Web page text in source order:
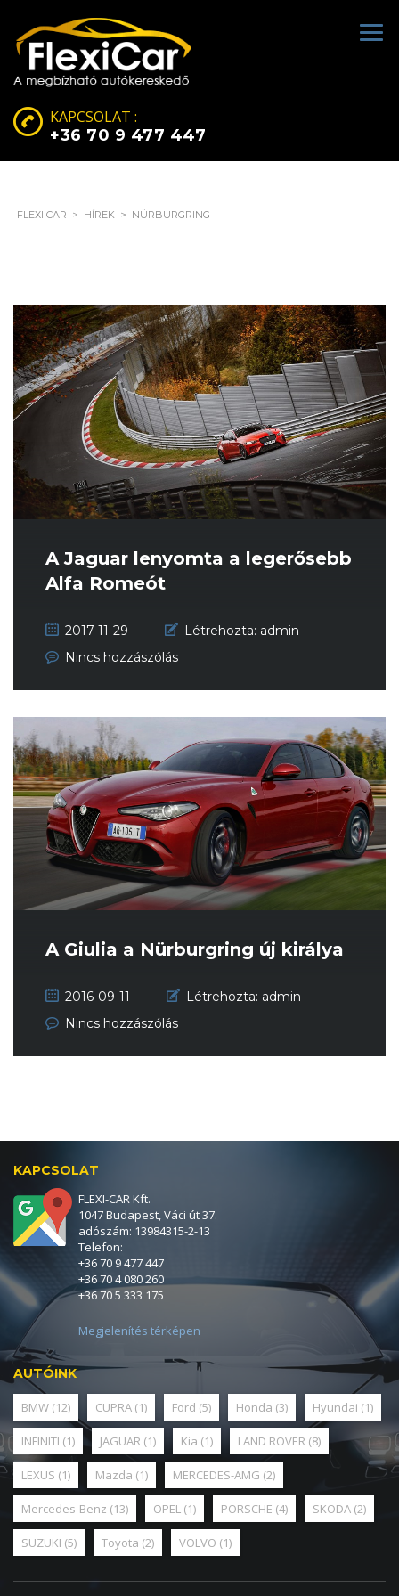
KAPCSOLAT :
+36 70 9 477 447
FLEXI CAR > HÍREK > NÜRBURGRING
A Jaguar lenyomta a legerősebb
Alfa Romeót
2017-11-29 Létrehozta: admin
Nincs hozzászólás
A Giulia a Nürburgring új királya
2016-09-11 Létrehozta: admin
Nincs hozzászólás
KAPCSOLAT
FLEXI-CAR Kft.
1047 Budapest, Váci út 37.
adószám: 13984315-2-13
Telefon:
+36 70 9 477 447
+36 70 4 080 260
+36 70 5 333 175
Megjelenítés térképen
AUTÓINK
BMW (12) CUPRA (1) Ford (5) Honda (3) Hyundai (1)
INFINITI (1) JAGUAR (1) Kia (1) LAND ROVER (8)
LEXUS (1) Mazda (1) MERCEDES-AMG (2)
Mercedes-Benz (13) OPEL (1) PORSCHE (4) SKODA (2)
SUZUKI (5) Toyota (2) VOLVO (1)